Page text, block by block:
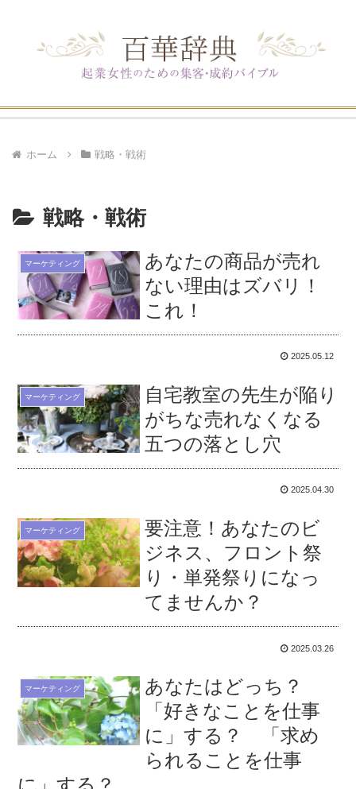
ホーム 戦略・戦術
戦略・戦術
マーケティング
あなたの商品が売れ
ない理由はズバリ！
これ！
2025.05.12
マーケティング
自宅教室の先生が陥り
がちな売れなくなる
五つの落とし穴
2025.04.30
マーケティング
要注意！あなたのビ
ジネス、フロント祭
り・単発祭りになっ
てませんか？
2025.03.26
マーケティング
あなたはどっち？
「好きなことを仕事
に」する？ 「求め
られることを仕事